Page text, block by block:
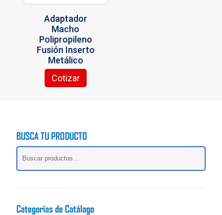
página
producto
Adaptador
Macho
Polipropileno
Fusión Inserto
Metálico
Cotizar
Este
Las
opciones
página
BUSCA TU PRODUCTO
Categorías de Catálago